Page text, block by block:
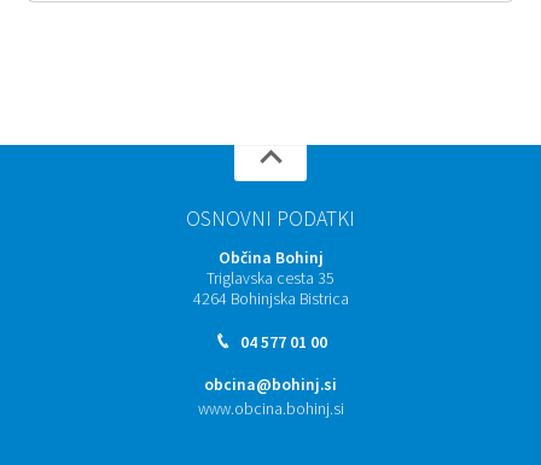
OSNOVNI PODATKI
Občina Bohinj
Triglavska cesta 35
4264 Bohinjska Bistrica
04 577 01 00
obcina@bohinj.si
www.obcina.bohinj.si